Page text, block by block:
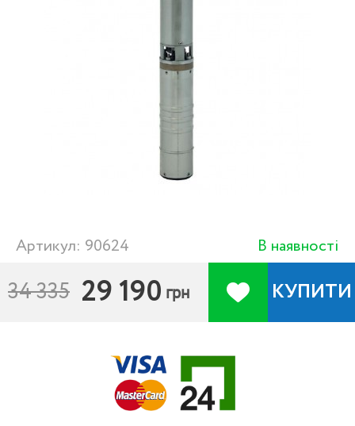
Артикул: 90624 В наявності
34 335 29 190 грн КУПИТИ